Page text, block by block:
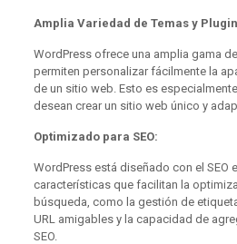
Amplia Variedad de Temas y
WordPress ofrece una amplia gama
permiten personalizar fácilmente la
de un sitio web. Esto es
desean crear un sitio web único y
Optimizado para SEO:
WordPress está diseñado con el SEO
características que facilitan la
búsqueda, como la gestión de
URL amigables y la capacidad de
SEO.